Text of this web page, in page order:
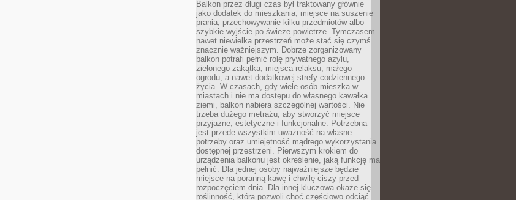
Balkon przez długi czas był traktowany głównie
jako dodatek do mieszkania, miejsce na suszenie
prania, przechowywanie kilku przedmiotów albo
szybkie wyjście po świeże powietrze. Tymczasem
nawet niewielka przestrzeń może stać się czymś
znacznie ważniejszym. Dobrze zorganizowany
balkon potrafi pełnić rolę prywatnego azylu,
zielonego zakątka, miejsca relaksu, małego
ogrodu, a nawet dodatkowej strefy codziennego
życia. W czasach, gdy wiele osób mieszka w
miastach i nie ma dostępu do własnego kawałka
ziemi, balkon nabiera szczególnej wartości. Nie
trzeba dużego metrażu, aby stworzyć miejsce
przyjazne, estetyczne i funkcjonalne. Potrzebna
jest przede wszystkim uważność na własne
potrzeby oraz umiejętność mądrego wykorzystania
dostępnej przestrzeni. Pierwszym krokiem do
urządzenia balkonu jest określenie, jaką funkcję ma
pełnić. Dla jednej osoby najważniejsze będzie
miejsce na poranną kawę i chwilę ciszy przed
rozpoczęciem dnia. Dla innej kluczowa okaże się
roślinność, która pozwoli choć częściowo odciąć